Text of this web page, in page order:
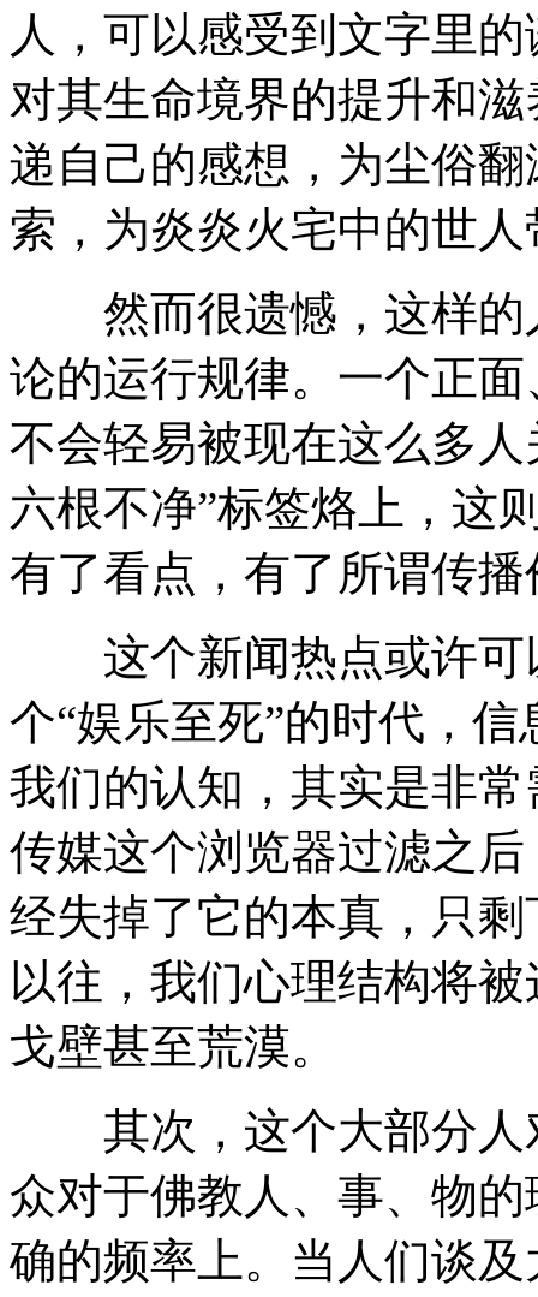
人，可以感受到文字里
对其生命境界的提升和
递自己的感想，为尘俗
索，为炎炎火宅中的世
然而很遗憾，这样的
论的运行规律。一个正
不会轻易被现在这么多
六根不净”标签烙上，这
有了看点，有了所谓传播
这个新闻热点或许可
个“娱乐至死”的时代，
我们的认知，其实是非
传媒这个浏览器过滤之
经失掉了它的本真，只剩
以往，我们心理结构将
戈壁甚至荒漠。
其次，这个大部分人
众对于佛教人、事、物
确的频率上。当人们谈